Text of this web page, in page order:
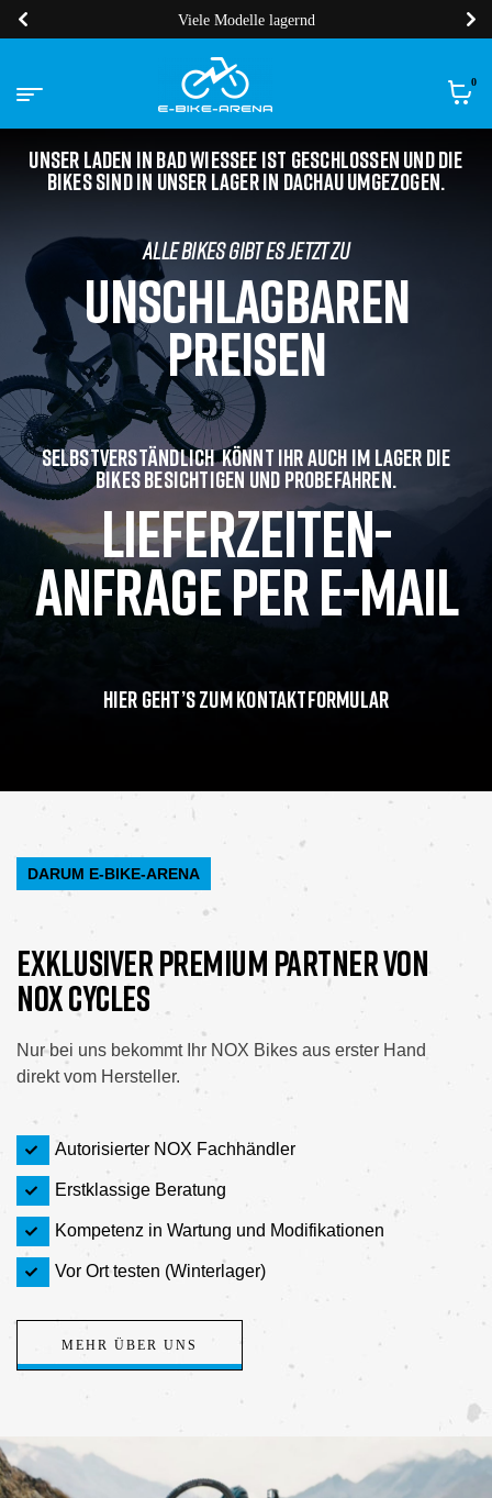
Viele Modelle lagernd
0
Unser Laden in Bad Wiessee ist geschlossen und die
Bikes sind in unser Lager in Dachau umgezogen.
ALLE BIKES gibt es jetzt zu
UNSCHLAGBAREN
PREISEN
Selbstverständlich könnt ihr auch im Lager die
Bikes besichtigen und probefahren.
Lieferzeiten-
Anfrage per E-Mail
Hier geht’s zum Kontaktformular
DARUM E-BIKE-ARENA
EXKLUSIVER PREMIUM PARTNER VON
NOX CYCLES
Nur bei uns bekommt Ihr NOX Bikes aus erster Hand
direkt vom Hersteller.
Autorisierter NOX Fachhändler
Erstklassige Beratung
Kompetenz in Wartung und Modifikationen
Vor Ort testen (Winterlager)
MEHR ÜBER UNS